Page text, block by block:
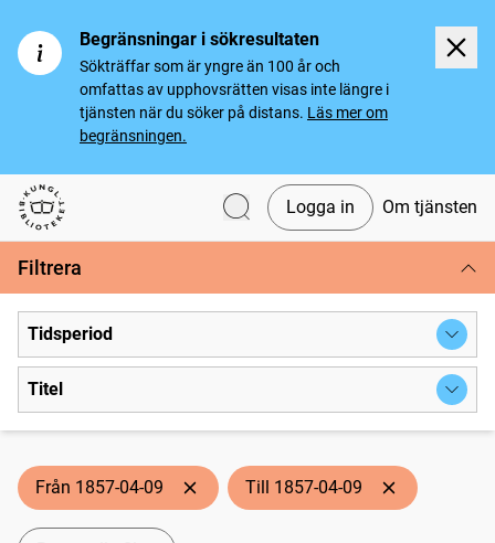
Begränsningar i sökresultaten
Sökträffar som är yngre än 100 år och
omfattas av upphovsrätten visas inte längre i
tjänsten när du söker på distans. Läs mer om
begränsningen.
Svenska tidningar
Logga in Om tjänsten
Filtrera
Tidsperiod
Titel
Från 1857-04-09 Till 1857-04-09